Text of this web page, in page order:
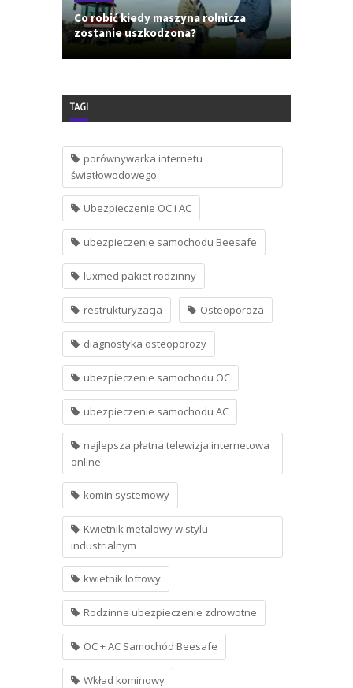
Co robić kiedy maszyna rolnicza
zostanie uszkodzona?
TAGI
porównywarka internetu
światłowodowego
Ubezpieczenie OC i AC
ubezpieczenie samochodu Beesafe
luxmed pakiet rodzinny
restrukturyzacja Osteoporoza
diagnostyka osteoporozy
ubezpieczenie samochodu OC
ubezpieczenie samochodu AC
najlepsza płatna telewizja internetowa
online
komin systemowy
Kwietnik metalowy w stylu
industrialnym
kwietnik loftowy
Rodzinne ubezpieczenie zdrowotne
OC + AC Samochód Beesafe
Wkład kominowy